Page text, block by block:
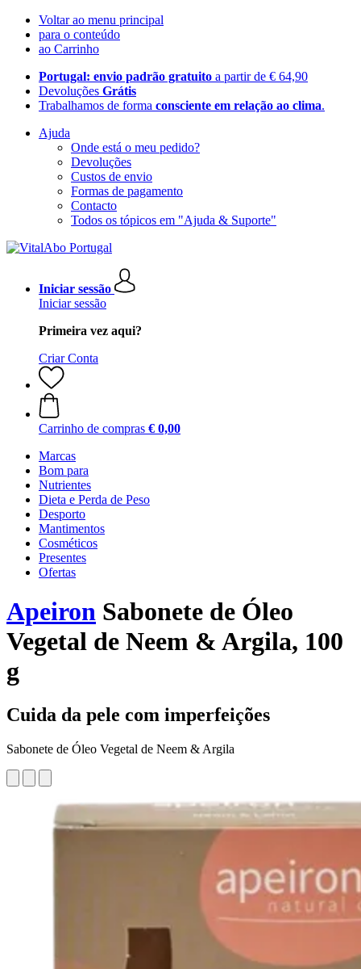
Voltar ao menu principal
para o conteúdo
ao Carrinho
Portugal: envio padrão gratuito a partir de € 64,90
Devoluções Grátis
Trabalhamos de forma consciente em relação ao clima.
Ajuda
Onde está o meu pedido?
Devoluções
Custos de envio
Formas de pagamento
Contacto
Todos os tópicos em "Ajuda & Suporte"
Iniciar sessão
Iniciar sessão
Primeira vez aqui?
Criar Conta
Carrinho de compras € 0,00
Marcas
Bom para
Nutrientes
Dieta e Perda de Peso
Desporto
Mantimentos
Cosméticos
Presentes
Ofertas
Apeiron Sabonete de Óleo
Vegetal de Neem & Argila, 100
g
Cuida da pele com imperfeições
Sabonete de Óleo Vegetal de Neem & Argila